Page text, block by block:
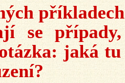
se
jaká